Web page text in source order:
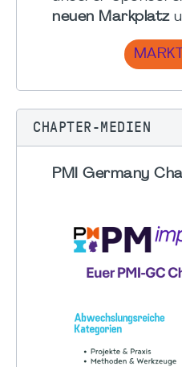
neuen Markplatz
CHAPTER-MEDIEN
PMI Germany